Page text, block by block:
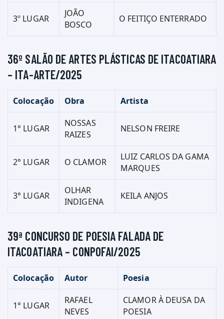
3º LUGAR
JOÃO
BOSCO
O FEITIÇO ENTERRADO
36º SALÃO DE ARTES PLÁSTICAS DE ITACOATIARA
– ITA-ARTE/2025
Colocação Obra Artista
1° LUGAR
NOSSAS
RAIZES
NELSON FREIRE
2° LUGAR O CLAMOR
LUIZ CARLOS DA GAMA
MARQUES
3° LUGAR
OLHAR
INDIGENA
KEILA ANJOS
39ª CONCURSO DE POESIA FALADA DE
ITACOATIARA – CONPOFAI/2025
Colocação Autor Poesia
1° LUGAR
RAFAEL
NEVES
CLAMOR À DEUSA DA
POESIA